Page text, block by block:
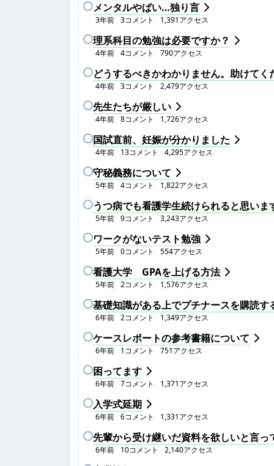
メンタルやばい…独り言
3年前 3コメント 1,391アクセス
理系科目の勉強は必要ですか？
4年前 4コメント 790アクセス
どうするべきかわかりません。助けてく
4年前 3コメント 2,479アクセス
先生たちが厳しい
4年前 8コメント 1,726アクセス
国試直前、妊娠が分かりました
4年前 13コメント 4,295アクセス
守秘義務について
5年前 4コメント 1,822アクセス
うつ病でも看護学生続けられると思いま
5年前 9コメント 3,243アクセス
ワークがないテスト勉強
5年前 0コメント 554アクセス
看護大学 GPAを上げる方法
5年前 2コメント 1,576アクセス
基礎知識がある上でプチナースを購読す
6年前 2コメント 1,349アクセス
ケースレポートの参考書籍について
6年前 1コメント 751アクセス
困ってます
6年前 7コメント 1,371アクセス
入学式延期
6年前 6コメント 1,331アクセス
先輩から受け継いだ資料を欲しいと言っ
6年前 10コメント 2,140アクセス